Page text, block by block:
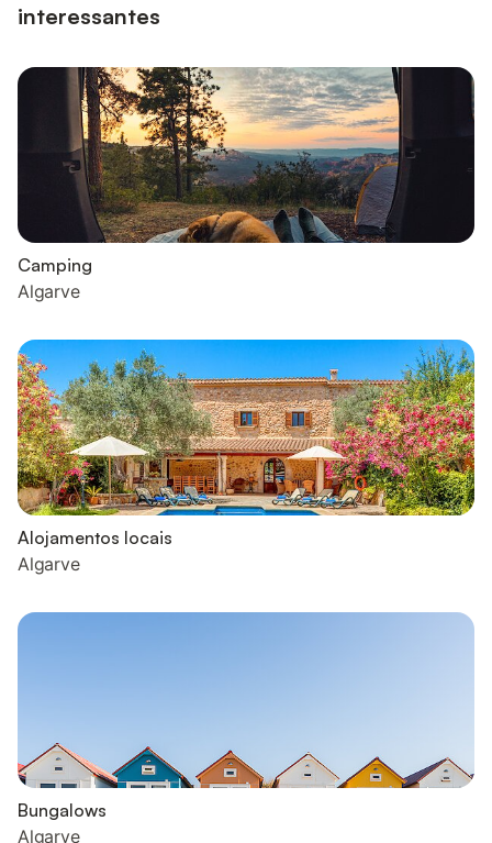
interessantes
Camping
Algarve
Alojamentos locais
Algarve
Bungalows
Algarve